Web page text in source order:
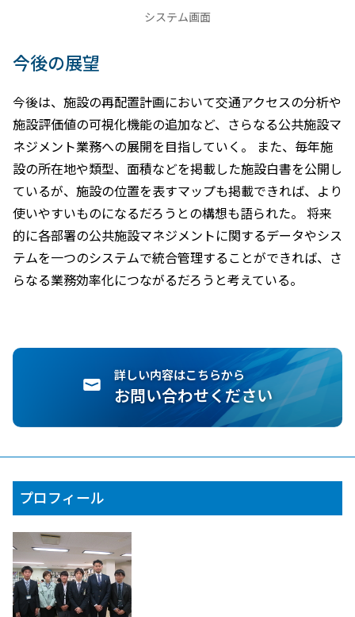
システム画面
今後の展望
今後は、施設の再配置計画において交通アクセスの分析や
施設評価値の可視化機能の追加など、さらなる公共施設マ
ネジメント業務への展開を目指していく。 また、毎年施
設の所在地や類型、面積などを掲載した施設白書を公開し
ているが、施設の位置を表すマップも掲載できれば、より
使いやすいものになるだろうとの構想も語られた。 将来
的に各部署の公共施設マネジメントに関するデータやシス
テムを一つのシステムで統合管理することができれば、さ
らなる業務効率化につながるだろうと考えている。
詳しい内容はこちらから
お問い合わせください
プロフィール